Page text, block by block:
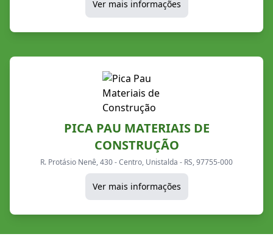
Ver mais informações
PICA PAU MATERIAIS DE
CONSTRUÇÃO
R. Protásio Nenê, 430 - Centro, Unistalda - RS, 97755-000
Ver mais informações